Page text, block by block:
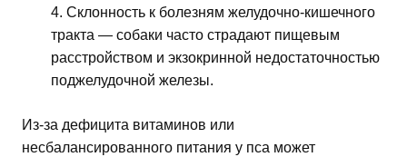
Склонность к болезням желудочно-кишечного
тракта — собаки часто страдают пищевым
расстройством и экзокринной недостаточностью
поджелудочной железы.
Из-за дефицита витаминов или
несбалансированного питания у пса может